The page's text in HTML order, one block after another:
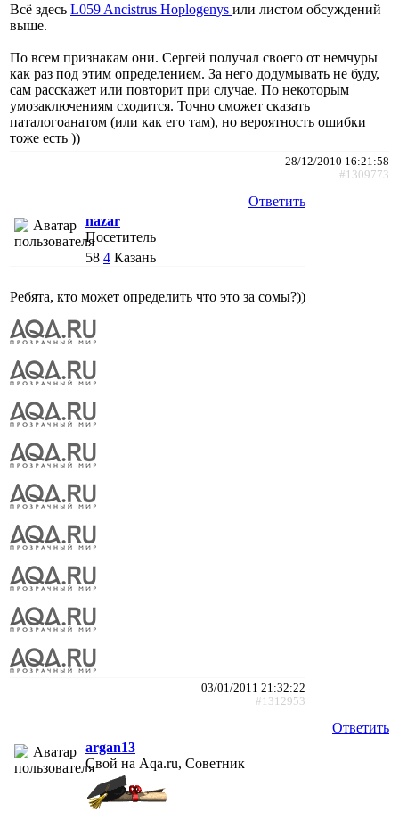
Всё здесь L059 Ancistrus Hoplogenys или листом обсуждений
выше.
По всем признакам они. Сергей получал своего от немчуры
как раз под этим определением. За него додумывать не буду,
сам расскажет или повторит при случае. По некоторым
умозаключениям сходится. Точно сможет сказать
паталогоанатом (или как его там), но вероятность ошибки
тоже есть ))
28/12/2010 16:21:58
#1309773
Ответить
nazar
Посетитель
58 4 Казань
Ребята, кто может определить что это за сомы?))
03/01/2011 21:32:22
#1312953
Ответить
argan13
Свой на Aqa.ru, Советник